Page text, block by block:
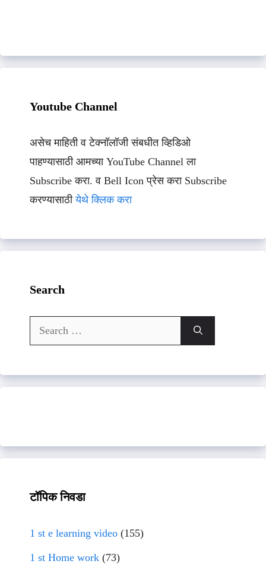
Youtube Channel
असेच माहिती व टेक्नॉलॉजी संबधीत व्हिडिओ
पाहण्यासाठी आमच्या YouTube Channel ला
Subscribe करा. व Bell Icon प्रेस करा Subscribe
करण्यासाठीयेथे क्लिक करा
Search
Search
for:
टॉपिक निवडा
1 st e learning video (155)
1 st Home work (73)